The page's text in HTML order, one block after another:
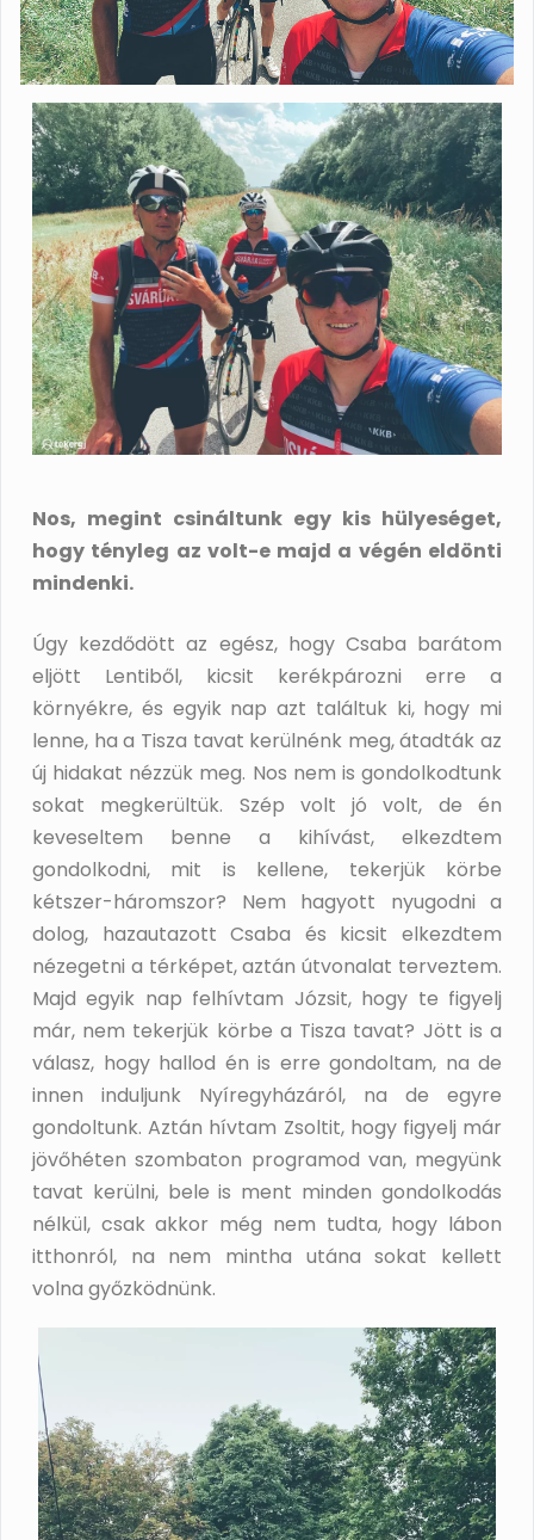
Nos, megint csináltunk egy kis hülyeséget,
hogy tényleg az volt-e majd a végén eldönti
mindenki.
Úgy kezdődött az egész, hogy Csaba barátom
eljött Lentiből, kicsit kerékpározni erre a
környékre, és egyik nap azt találtuk ki, hogy mi
lenne, ha a Tisza tavat kerülnénk meg, átadták az
új hidakat nézzük meg. Nos nem is gondolkodtunk
sokat megkerültük. Szép volt jó volt, de én
keveseltem benne a kihívást, elkezdtem
gondolkodni, mit is kellene, tekerjük körbe
kétszer-háromszor? Nem hagyott nyugodni a
dolog, hazautazott Csaba és kicsit elkezdtem
nézegetni a térképet, aztán útvonalat terveztem.
Majd egyik nap felhívtam Józsit, hogy te figyelj
már, nem tekerjük körbe a Tisza tavat? Jött is a
válasz, hogy hallod én is erre gondoltam, na de
innen induljunk Nyíregyházáról, na de egyre
gondoltunk. Aztán hívtam Zsoltit, hogy figyelj már
jövőhéten szombaton programod van, megyünk
tavat kerülni, bele is ment minden gondolkodás
nélkül, csak akkor még nem tudta, hogy lábon
itthonról, na nem mintha utána sokat kellett
volna győzködnünk.